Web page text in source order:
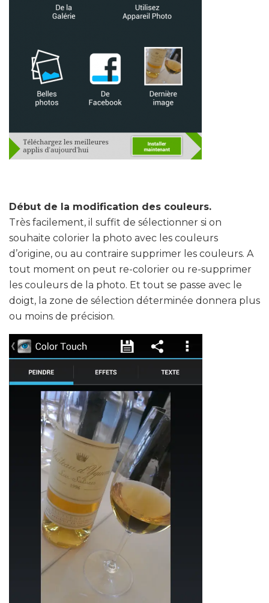
Début de la modification des couleurs.
Très facilement, il suffit de sélectionner si on
souhaite colorier la photo avec les couleurs
d’origine, ou au contraire supprimer les couleurs. A
tout moment on peut re-colorier ou re-supprimer
les couleurs de la photo. Et tout se passe avec le
doigt, la zone de sélection déterminée donnera plus
ou moins de précision.